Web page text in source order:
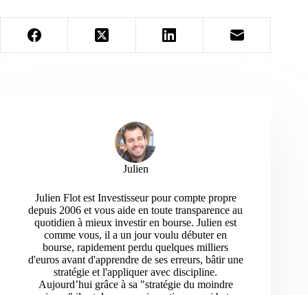
Julien
Julien Flot est Investisseur pour compte propre
depuis 2006 et vous aide en toute transparence au
quotidien à mieux investir en bourse. Julien est
comme vous, il a un jour voulu débuter en
bourse, rapidement perdu quelques milliers
d'euros avant d'apprendre de ses erreurs, bâtir une
stratégie et l'appliquer avec discipline.
Aujourd’hui grâce à sa "stratégie du moindre